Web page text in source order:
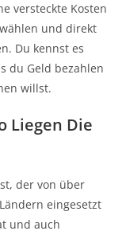
versteckte Kosten
und direkt
Du kennst es
du Geld bezahlen
willst.
Liegen Die
der von über
eingesetzt
und auch